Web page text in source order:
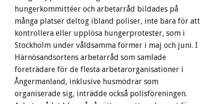
hungerkommittéer och arbetarråd bildades på
många platser deltog ibland poliser, inte bara för att
kontrollera eller upplösa hungerprotester, som i
Stockholm under våldsamma former i maj och juni. I
Härnösandsortens arbetarråd som samlade
företrädare för de flesta arbetarorganisationer i
Ångermanland, inklusive husmödrar som
organiserade sig, inträdde också polisföreningen.